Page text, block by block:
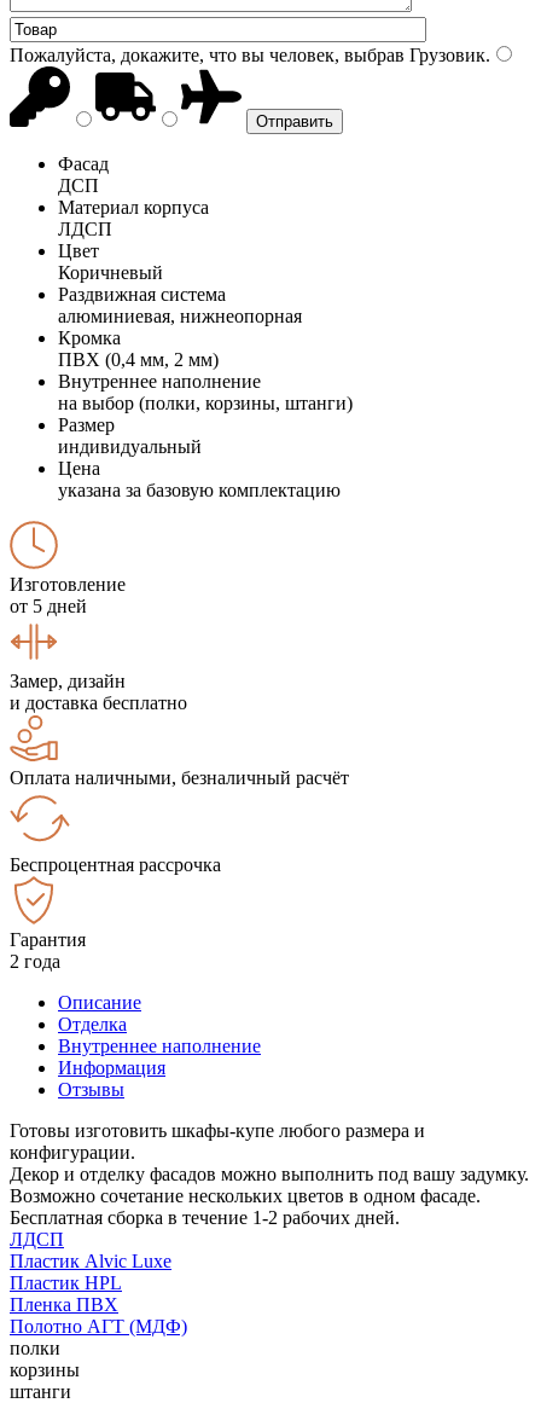
Пожалуйста, докажите, что вы человек, выбрав Грузовик.
Фасад
ДСП
Материал корпуса
ЛДСП
Цвет
Коричневый
Раздвижная система
алюминиевая, нижнеопорная
Кромка
ПВХ (0,4 мм, 2 мм)
Внутреннее наполнение
на выбор (полки, корзины, штанги)
Размер
индивидуальный
Цена
указана за базовую комплектацию
Изготовление
от 5 дней
Замер, дизайн
и доставка бесплатно
Оплата наличными, безналичный расчёт
Беспроцентная рассрочка
Гарантия
2 года
Описание
Отделка
Внутреннее наполнение
Информация
Отзывы
Готовы изготовить шкафы-купе любого размера и
конфигурации.
Декор и отделку фасадов можно выполнить под вашу задумку.
Возможно сочетание нескольких цветов в одном фасаде.
Бесплатная сборка в течение 1-2 рабочих дней.
ЛДСП
Пластик Alvic Luxe
Пластик HPL
Пленка ПВХ
Полотно АГТ (МДФ)
полки
корзины
штанги